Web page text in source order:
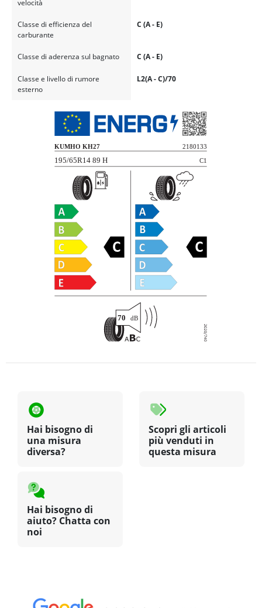
velocità
Classe di efficienza del
carburante
C (A - E)
Classe di aderenza sul bagnato C (A - E)
Classe e livello di rumore
esterno
L2(A - C)/70
Hai bisogno di
una misura
diversa?
Scopri gli articoli
più venduti in
questa misura
Hai bisogno di
aiuto? Chatta con
noi